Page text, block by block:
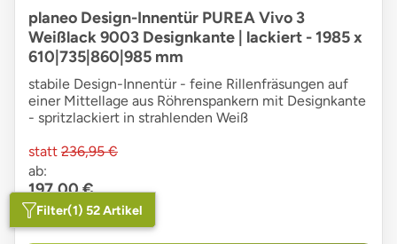
planeo Design-Innentür PUREA Vivo 3
Weißlack 9003 Designkante | lackiert - 1985 x
610|735|860|985 mm
stabile Design-Innentür - feine Rillenfräsungen auf
einer Mittellage aus Röhrenspankern mit Designkante
- spritzlackiert in strahlenden Weiß
statt 236,95 €
ab:
197,00 €
Lieferzeit : 11 Tage
Filter(1) 52 Artikel